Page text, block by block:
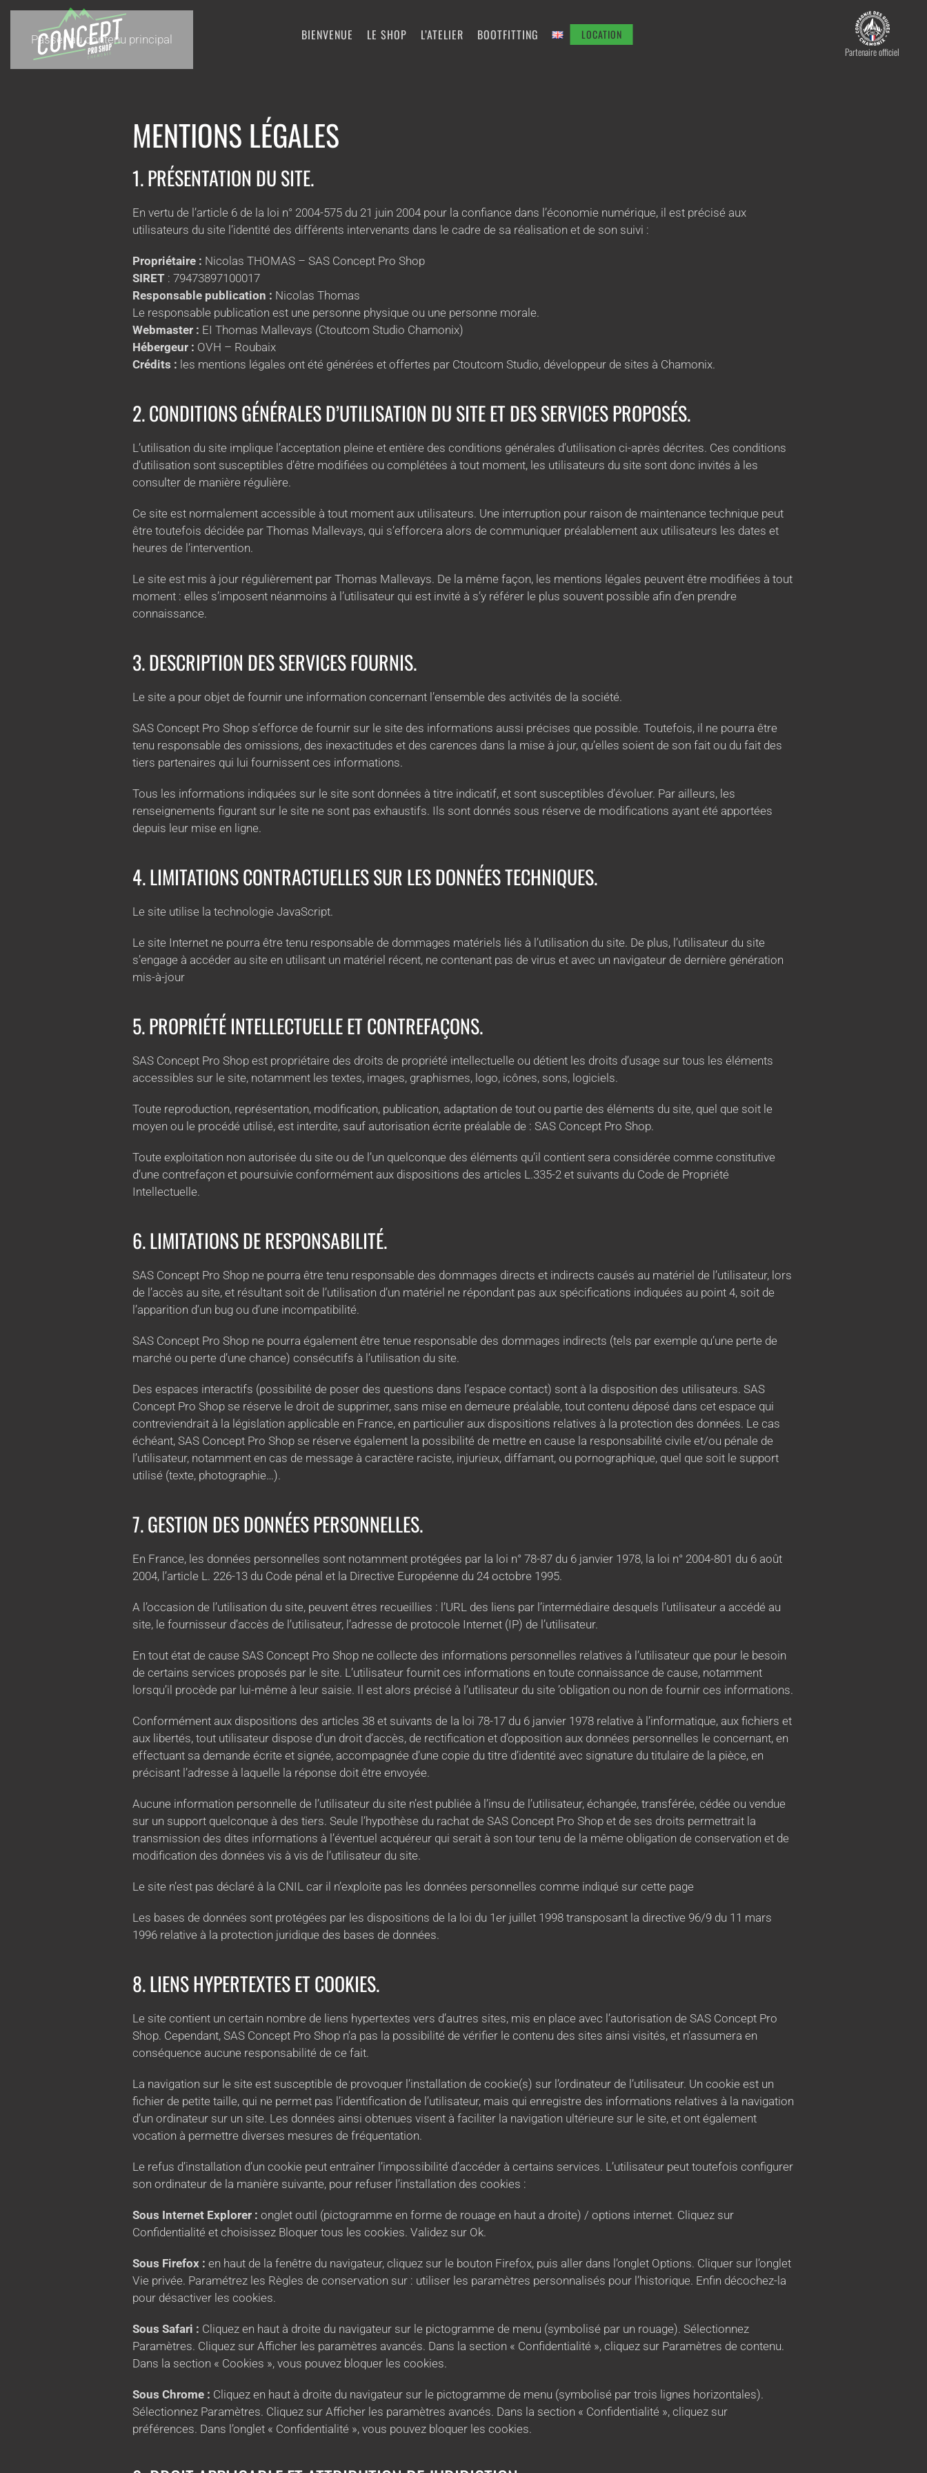
Passer au contenu principal BIENVENUE LE SHOP L’ATELIER BOOTFITTING LOCATION
Partenaire officiel
MENTIONS LÉGALES
1. PRÉSENTATION DU SITE.
En vertu de l’article 6 de la loi n° 2004-575 du 21 juin 2004 pour la confiance dans l’économie numérique, il est précisé aux
utilisateurs du site l’identité des différents intervenants dans le cadre de sa réalisation et de son suivi :
Propriétaire : Nicolas THOMAS – SAS Concept Pro Shop
SIRET : 79473897100017
Responsable publication : Nicolas Thomas
Le responsable publication est une personne physique ou une personne morale.
Webmaster : EI Thomas Mallevays (Ctoutcom Studio Chamonix)
Hébergeur : OVH – Roubaix
Crédits : les mentions légales ont été générées et offertes par Ctoutcom Studio, développeur de sites à Chamonix.
2. CONDITIONS GÉNÉRALES D’UTILISATION DU SITE ET DES SERVICES PROPOSÉS.
L’utilisation du site implique l’acceptation pleine et entière des conditions générales d’utilisation ci-après décrites. Ces conditions
d’utilisation sont susceptibles d’être modifiées ou complétées à tout moment, les utilisateurs du site sont donc invités à les
consulter de manière régulière.
Ce site est normalement accessible à tout moment aux utilisateurs. Une interruption pour raison de maintenance technique peut
être toutefois décidée par Thomas Mallevays, qui s’efforcera alors de communiquer préalablement aux utilisateurs les dates et
heures de l’intervention.
Le site est mis à jour régulièrement par Thomas Mallevays. De la même façon, les mentions légales peuvent être modifiées à tout
moment : elles s’imposent néanmoins à l’utilisateur qui est invité à s’y référer le plus souvent possible afin d’en prendre
connaissance.
3. DESCRIPTION DES SERVICES FOURNIS.
Le site a pour objet de fournir une information concernant l’ensemble des activités de la société.
SAS Concept Pro Shop s’efforce de fournir sur le site des informations aussi précises que possible. Toutefois, il ne pourra être
tenu responsable des omissions, des inexactitudes et des carences dans la mise à jour, qu’elles soient de son fait ou du fait des
tiers partenaires qui lui fournissent ces informations.
Tous les informations indiquées sur le site sont données à titre indicatif, et sont susceptibles d’évoluer. Par ailleurs, les
renseignements figurant sur le site ne sont pas exhaustifs. Ils sont donnés sous réserve de modifications ayant été apportées
depuis leur mise en ligne.
4. LIMITATIONS CONTRACTUELLES SUR LES DONNÉES TECHNIQUES.
Le site utilise la technologie JavaScript.
Le site Internet ne pourra être tenu responsable de dommages matériels liés à l’utilisation du site. De plus, l’utilisateur du site
s’engage à accéder au site en utilisant un matériel récent, ne contenant pas de virus et avec un navigateur de dernière génération
mis-à-jour
5. PROPRIÉTÉ INTELLECTUELLE ET CONTREFAÇONS.
SAS Concept Pro Shop est propriétaire des droits de propriété intellectuelle ou détient les droits d’usage sur tous les éléments
accessibles sur le site, notamment les textes, images, graphismes, logo, icônes, sons, logiciels.
Toute reproduction, représentation, modification, publication, adaptation de tout ou partie des éléments du site, quel que soit le
moyen ou le procédé utilisé, est interdite, sauf autorisation écrite préalable de : SAS Concept Pro Shop.
Toute exploitation non autorisée du site ou de l’un quelconque des éléments qu’il contient sera considérée comme constitutive
d’une contrefaçon et poursuivie conformément aux dispositions des articles L.335-2 et suivants du Code de Propriété
Intellectuelle.
6. LIMITATIONS DE RESPONSABILITÉ.
SAS Concept Pro Shop ne pourra être tenu responsable des dommages directs et indirects causés au matériel de l’utilisateur, lors
de l’accès au site, et résultant soit de l’utilisation d’un matériel ne répondant pas aux spécifications indiquées au point 4, soit de
l’apparition d’un bug ou d’une incompatibilité.
SAS Concept Pro Shop ne pourra également être tenue responsable des dommages indirects (tels par exemple qu’une perte de
marché ou perte d’une chance) consécutifs à l’utilisation du site.
Des espaces interactifs (possibilité de poser des questions dans l’espace contact) sont à la disposition des utilisateurs. SAS
Concept Pro Shop se réserve le droit de supprimer, sans mise en demeure préalable, tout contenu déposé dans cet espace qui
contreviendrait à la législation applicable en France, en particulier aux dispositions relatives à la protection des données. Le cas
échéant, SAS Concept Pro Shop se réserve également la possibilité de mettre en cause la responsabilité civile et/ou pénale de
l’utilisateur, notamment en cas de message à caractère raciste, injurieux, diffamant, ou pornographique, quel que soit le support
utilisé (texte, photographie…).
7. GESTION DES DONNÉES PERSONNELLES.
En France, les données personnelles sont notamment protégées par la loi n° 78-87 du 6 janvier 1978, la loi n° 2004-801 du 6 août
2004, l’article L. 226-13 du Code pénal et la Directive Européenne du 24 octobre 1995.
A l’occasion de l’utilisation du site, peuvent êtres recueillies : l’URL des liens par l’intermédiaire desquels l’utilisateur a accédé au
site, le fournisseur d’accès de l’utilisateur, l’adresse de protocole Internet (IP) de l’utilisateur.
En tout état de cause SAS Concept Pro Shop ne collecte des informations personnelles relatives à l’utilisateur que pour le besoin
de certains services proposés par le site. L’utilisateur fournit ces informations en toute connaissance de cause, notamment
lorsqu’il procède par lui-même à leur saisie. Il est alors précisé à l’utilisateur du site ’obligation ou non de fournir ces informations.
Conformément aux dispositions des articles 38 et suivants de la loi 78-17 du 6 janvier 1978 relative à l’informatique, aux fichiers et
aux libertés, tout utilisateur dispose d’un droit d’accès, de rectification et d’opposition aux données personnelles le concernant, en
effectuant sa demande écrite et signée, accompagnée d’une copie du titre d’identité avec signature du titulaire de la pièce, en
précisant l’adresse à laquelle la réponse doit être envoyée.
Aucune information personnelle de l’utilisateur du site n’est publiée à l’insu de l’utilisateur, échangée, transférée, cédée ou vendue
sur un support quelconque à des tiers. Seule l’hypothèse du rachat de SAS Concept Pro Shop et de ses droits permettrait la
transmission des dites informations à l’éventuel acquéreur qui serait à son tour tenu de la même obligation de conservation et de
modification des données vis à vis de l’utilisateur du site.
Le site n’est pas déclaré à la CNIL car il n’exploite pas les données personnelles comme indiqué sur cette page
Les bases de données sont protégées par les dispositions de la loi du 1er juillet 1998 transposant la directive 96/9 du 11 mars
1996 relative à la protection juridique des bases de données.
8. LIENS HYPERTEXTES ET COOKIES.
Le site contient un certain nombre de liens hypertextes vers d’autres sites, mis en place avec l’autorisation de SAS Concept Pro
Shop. Cependant, SAS Concept Pro Shop n’a pas la possibilité de vérifier le contenu des sites ainsi visités, et n’assumera en
conséquence aucune responsabilité de ce fait.
La navigation sur le site est susceptible de provoquer l’installation de cookie(s) sur l’ordinateur de l’utilisateur. Un cookie est un
fichier de petite taille, qui ne permet pas l’identification de l’utilisateur, mais qui enregistre des informations relatives à la navigation
d’un ordinateur sur un site. Les données ainsi obtenues visent à faciliter la navigation ultérieure sur le site, et ont également
vocation à permettre diverses mesures de fréquentation.
Le refus d’installation d’un cookie peut entraîner l’impossibilité d’accéder à certains services. L’utilisateur peut toutefois configurer
son ordinateur de la manière suivante, pour refuser l’installation des cookies :
Sous Internet Explorer : onglet outil (pictogramme en forme de rouage en haut a droite) / options internet. Cliquez sur
Confidentialité et choisissez Bloquer tous les cookies. Validez sur Ok.
Sous Firefox : en haut de la fenêtre du navigateur, cliquez sur le bouton Firefox, puis aller dans l’onglet Options. Cliquer sur l’onglet
Vie privée. Paramétrez les Règles de conservation sur : utiliser les paramètres personnalisés pour l’historique. Enfin décochez-la
pour désactiver les cookies.
Sous Safari : Cliquez en haut à droite du navigateur sur le pictogramme de menu (symbolisé par un rouage). Sélectionnez
Paramètres. Cliquez sur Afficher les paramètres avancés. Dans la section « Confidentialité », cliquez sur Paramètres de contenu.
Dans la section « Cookies », vous pouvez bloquer les cookies.
Sous Chrome : Cliquez en haut à droite du navigateur sur le pictogramme de menu (symbolisé par trois lignes horizontales).
Sélectionnez Paramètres. Cliquez sur Afficher les paramètres avancés. Dans la section « Confidentialité », cliquez sur
préférences. Dans l’onglet « Confidentialité », vous pouvez bloquer les cookies.